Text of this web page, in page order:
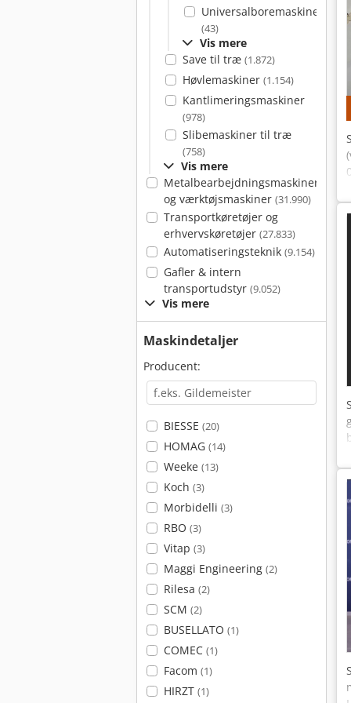
Universalboremaskiner
(43)
Vis mere
Save til træ (1.872)
Høvlemaskiner (1.154)
Kantlimeringsmaskiner
(978)
Slibemaskiner til træ
(758)
Vis mere
Metalbearbejdningsmaskiner
og værktøjsmaskiner (31.990)
Transportkøretøjer og
erhvervskøretøjer (27.833)
Automatiseringsteknik (9.154)
Gafler & intern
transportudstyr (9.052)
Vis mere
Maskindetaljer
Producent:
BIESSE (20)
HOMAG (14)
Weeke (13)
Koch (3)
Morbidelli (3)
RBO (3)
Vitap (3)
Maggi Engineering (2)
Rilesa (2)
SCM (2)
BUSELLATO (1)
COMEC (1)
Facom (1)
HIRZT (1)